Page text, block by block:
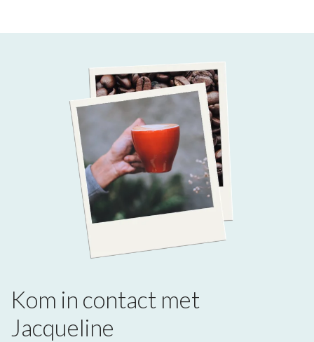
Kom in contact met
Jacqueline